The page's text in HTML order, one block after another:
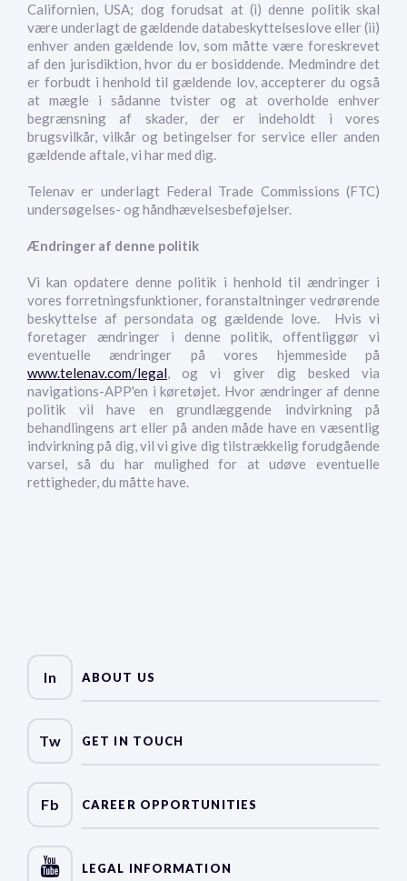
Californien, USA; dog forudsat at (i) denne politik skal
være underlagt de gældende databeskyttelseslove eller (ii)
enhver anden gældende lov, som måtte være foreskrevet
af den jurisdiktion, hvor du er bosiddende. Medmindre det
er forbudt i henhold til gældende lov, accepterer du også
at mægle i sådanne tvister og at overholde enhver
begrænsning af skader, der er indeholdt i vores
brugsvilkår, vilkår og betingelser for service eller anden
gældende aftale, vi har med dig.
Telenav er underlagt Federal Trade Commissions (FTC)
undersøgelses- og håndhævelsesbeføjelser.
Ændringer af denne politik
Vi kan opdatere denne politik i henhold til ændringer i
vores forretningsfunktioner, foranstaltninger vedrørende
beskyttelse af persondata og gældende love. Hvis vi
foretager ændringer i denne politik, offentliggør vi
eventuelle ændringer på vores hjemmeside på
www.telenav.com/legal, og vi giver dig besked via
navigations-APP'en i køretøjet. Hvor ændringer af denne
politik vil have en grundlæggende indvirkning på
behandlingens art eller på anden måde have en væsentlig
indvirkning på dig, vil vi give dig tilstrækkelig forudgående
varsel, så du har mulighed for at udøve eventuelle
rettigheder, du måtte have.
In
Tw
Fb
ABOUT US
GET IN TOUCH
CAREER OPPORTUNITIES
LEGAL INFORMATION